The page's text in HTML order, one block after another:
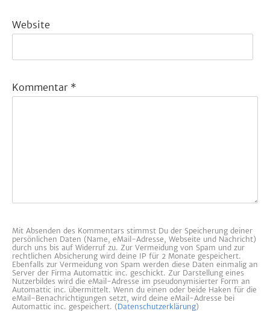
Website
Kommentar *
Mit Absenden des Kommentars stimmst Du der Speicherung deiner
persönlichen Daten (Name, eMail-Adresse, Webseite und Nachricht)
durch uns bis auf Widerruf zu. Zur Vermeidung von Spam und zur
rechtlichen Absicherung wird deine IP für 2 Monate gespeichert.
Ebenfalls zur Vermeidung von Spam werden diese Daten einmalig an
Server der Firma Automattic inc. geschickt. Zur Darstellung eines
Nutzerbildes wird die eMail-Adresse im pseudonymisierter Form an
Automattic inc. übermittelt. Wenn du einen oder beide Haken für die
eMail-Benachrichtigungen setzt, wird deine eMail-Adresse bei
Automattic inc. gespeichert. (Datenschutzerklärung)